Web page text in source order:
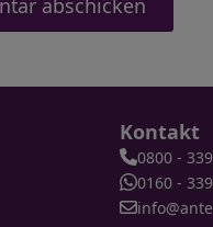
Kontakt
0800 -
0160 -